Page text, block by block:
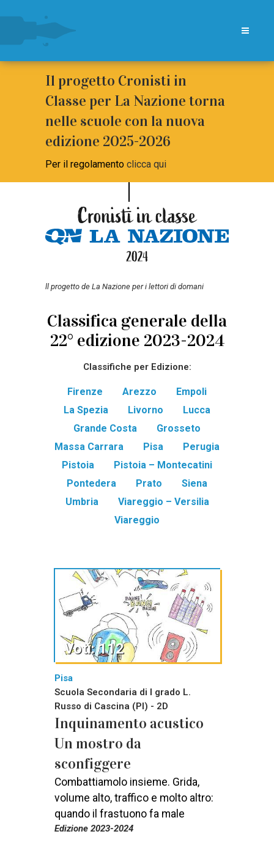
Il progetto Cronisti in
Classe per La Nazione torna
nelle scuole con la nuova
edizione 2025-2026
Per il regolamento clicca qui
ll progetto de La Nazione per i lettori di domani
Classifica generale della
22° edizione 2023-2024
Classifiche per Edizione:
Firenze Arezzo
Empoli
La Spezia
Livorno
Lucca
Grande Costa
Grosseto
Massa Carrara
Pisa
Perugia
Pistoia
Pistoia – Montecatini
Pontedera
Prato
Siena
Umbria
Viareggio – Versilia
Viareggio
Pisa
Scuola Secondaria di I grado L.
Russo di Cascina (PI) - 2D
Inquinamento acustico
Un mostro da
sconfiggere
Combattiamolo insieme. Grida,
volume alto, traffico e molto altro:
quando il frastuono fa male
Edizione 2023-2024
Voti: 112